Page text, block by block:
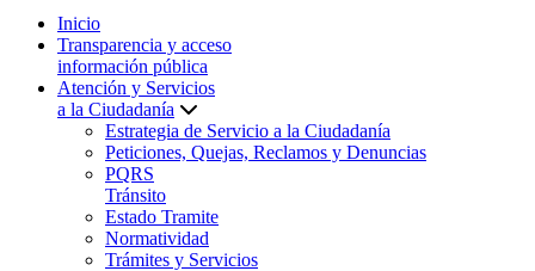
Inicio
Transparencia y acceso
información pública
Atención y Servicios
a la Ciudadanía
Estrategia de Servicio a la Ciudadanía
Peticiones, Quejas, Reclamos y Denuncias
PQRS
Tránsito
Estado Tramite
Normatividad
Trámites y Servicios